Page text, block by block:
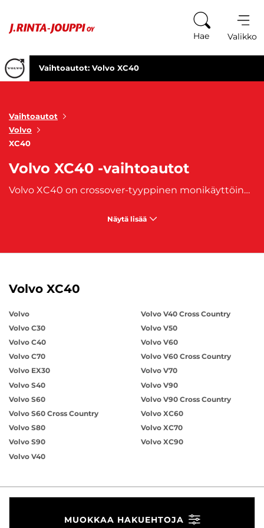
Hae Valikko
Vaihtoautot: Volvo XC40
Vaihtoautot
Volvo
XC40
Volvo XC40 -vaihtoautot
Volvo XC40 on crossover-tyyppinen monikäyttöinen automalli, jota on valmistettu vuodesta 2017 lähtien. Tämä premium-auto tunnetaan näyttävästä ja kestävästä suunnittelustaan. Mallin töyssöhköinen Volvo XC40 Recharge tarjoaa taloudellisen ja ympäristöystävällisemmän vaihtoehdon. XC40-mallin lisäksi Volvon XC-malliperheeseen kuuluvat
Näytä lisää
Volvo XC40
Volvo
Volvo C30
Volvo C40
Volvo C70
Volvo EX30
Volvo S40
Volvo S60
Volvo S60 Cross Country
Volvo S80
Volvo S90
Volvo V40
Volvo V40 Cross Country
Volvo V50
Volvo V60
Volvo V60 Cross Country
Volvo V70
Volvo V90
Volvo V90 Cross Country
Volvo XC60
Volvo XC70
Volvo XC90
MUOKKAA HAKUEHTOJA